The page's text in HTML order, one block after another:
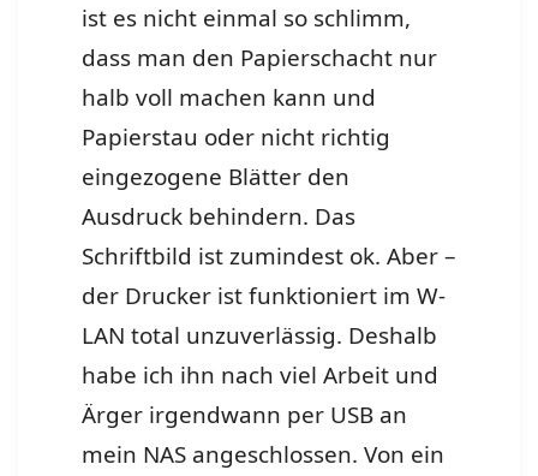
ist es nicht einmal so schlimm,
dass man den Papierschacht nur
halb voll machen kann und
Papierstau oder nicht richtig
eingezogene Blätter den
Ausdruck behindern. Das
Schriftbild ist zumindest ok. Aber –
der Drucker ist funktioniert im W-
LAN total unzuverlässig. Deshalb
habe ich ihn nach viel Arbeit und
Ärger irgendwann per USB an
mein NAS angeschlossen. Von ein